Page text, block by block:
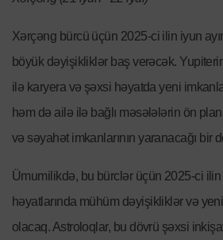
Xərçəng bürcü üçün 2025-ci ilin iyun
böyük dəyişikliklər baş verəcək.
ilə karyera və şəxsi həyatda yeni
həm də ailə ilə bağlı məsələlərin ön
və səyahət imkanlarının yaranacağı bir
Ümumilikdə, bu bürclər üçün 2025-ci ilin
həyatlarında mühüm dəyişikliklər və
olacaq. Astroloqlar, bu dövrü şəxsi